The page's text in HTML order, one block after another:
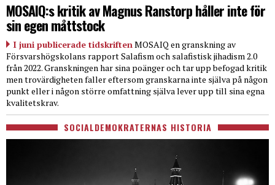
MOSAIQ:s kritik av Magnus Ranstorp håller inte för
sin egen måttstock
I juni publicerade tidskriftenMOSAIQ en granskning av
Försvarshögskolans rapport Salafism och salafistisk jihadism 2.0
från 2022. Granskningen har sina poänger och tar upp befogad kritik
men trovärdigheten faller eftersom granskarna inte själva på någon
punkt eller i någon större omfattning själva lever upp till sina egna
kvalitetskrav.
SOCIALDEMOKRATERNAS HISTORIA